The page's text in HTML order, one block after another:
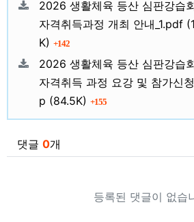
2026 생활체육 등산 심판강습
자격취득과정 개최 안내_1.pdf
K)
142회 다운로드
2026 생활체육 등산 심판강습
자격취득 과정 요강 및 참가신
p 파일크기
(84.5K) 155회 다운로드
댓글 0개
등록된 댓글이 없습